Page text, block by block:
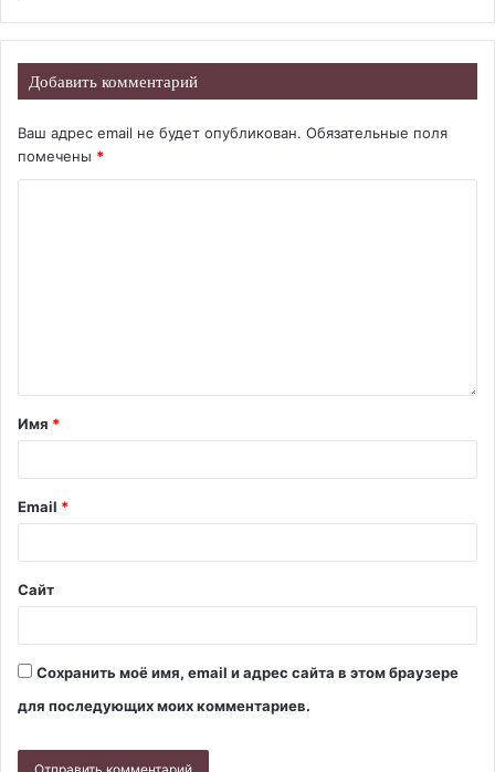
Добавить комментарий
Ваш адрес email не будет опубликован. Обязательные поля
помечены *
Имя *
Email *
Сайт
Сохранить моё имя, email и адрес сайта в этом браузере
для последующих моих комментариев.